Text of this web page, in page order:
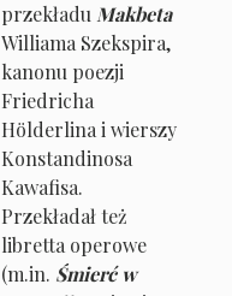
przekładu Makbeta
Williama Szekspira,
kanonu poezji
Friedricha
Hölderlina i wierszy
Konstandinosa
Kawafisa.
Przekładał też
libretta operowe
(m.in. Śmierć w